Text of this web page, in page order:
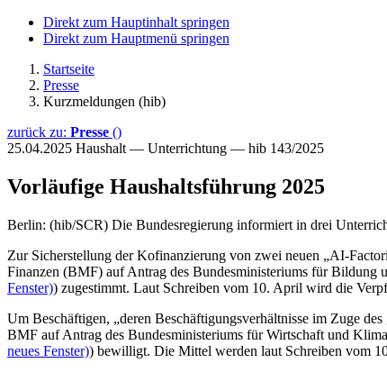
Direkt zum Hauptinhalt springen
Direkt zum Hauptmenü springen
Startseite
Presse
Kurzmeldungen (hib)
zurück zu: Presse ()
25.04.2025 Haushalt — Unterrichtung — hib 143/2025
Vorläufige Haushaltsführung 2025
Berlin: (hib/SCR) Die Bundesregierung informiert in drei
Zur Sicherstellung der Kofinanzierung von zwei neuen „AI-
Finanzen (BMF) auf Antrag des Bundesministeriums für
Fenster)) zugestimmt. Laut Schreiben vom 10. April wird die
Um Beschäftigen, „deren Beschäftigungsverhältnisse im Zuge
BMF auf Antrag des Bundesministeriums für Wirtschaft und
neues Fenster)) bewilligt. Die Mittel werden laut Schreiben vom